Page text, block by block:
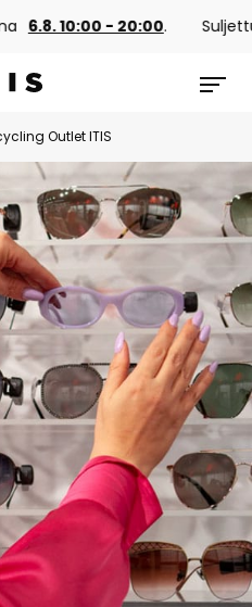
6.8. 10:00 - 20:00.
Outlet ITIS